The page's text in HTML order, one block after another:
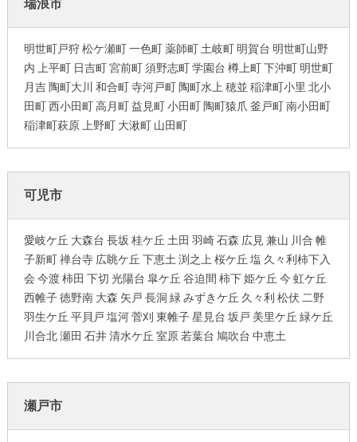
明世町戸狩 松ケ瀬町 一色町 薬師町 土岐町 明賀台 明世町山野
内 上平町 日吉町 宮前町 須野志町 学園台 樽上町 下沖町 明世町
月吉 陶町大川 和合町 寺河戸町 陶町水上 穂並 稲津町小里 北小
田町 西小田町 高月町 益見町 小田町 陶町猿爪 釜戸町 南小田町
稲津町萩原 上野町 大湫町 山田町
可児市
愛岐ケ丘 大森台 長坂 桂ケ丘 土田 羽崎 石森 広見 兼山 川合 帷
子新町 禅台寺 広眺ケ丘 下恵土 渕之上 桜ケ丘 塩 久々利柿下入
会 今渡 柿田 下切 光陽台 皐ケ丘 谷迫間 柿下 姫ケ丘 今 虹ケ丘
西帷子 徳野南 大森 矢戸 長洞 緑 みずきケ丘 久々利 松伏 二野
羽生ケ丘 平貝戸 塩河 菅刈 東帷子 星見台 坂戸 美里ケ丘 緑ケ丘
川合北 瀬田 石井 清水ケ丘 室原 若葉台 鳩吹台 中恵土
瀬戸市